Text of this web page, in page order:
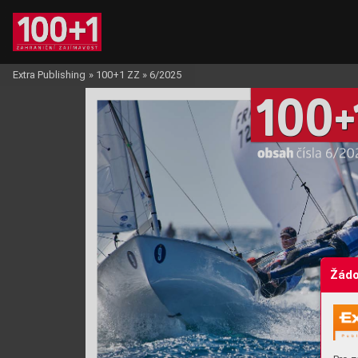
obsah čísla 6/
100+
Extra Publishing » 100+1 ZZ » 6/2025